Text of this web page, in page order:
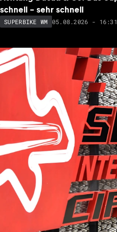
schnell – sehr schnell
SUPERBIKE WM 05.08.2026 - 16:31